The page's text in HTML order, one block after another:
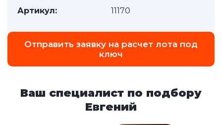
Артикул:
11170
Отправить заявку на расчет лота под
ключ
Ваш специалист по подбору
Евгений